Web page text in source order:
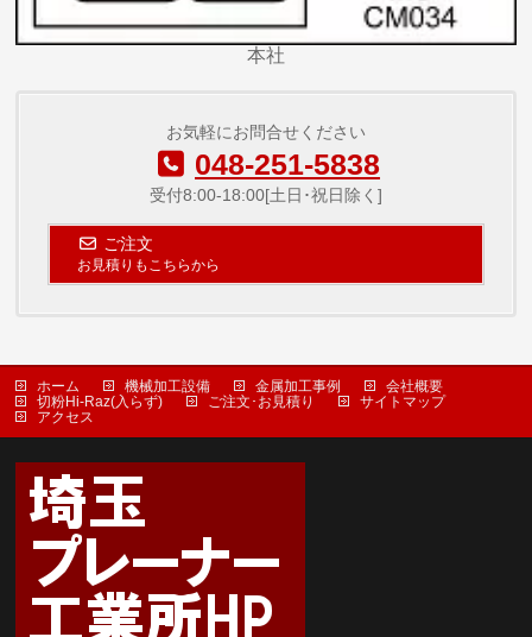
本社
お気軽にお問合せください
048-251-5838
受付8:00-18:00[土日･祝日除く]
ご注文
お見積りもこちらから
ホーム 機械加工設備 金属加工事例
会社概要
切粉Hi-Raz(入らず)
ご注文･お見積り
サイトマップ
アクセス